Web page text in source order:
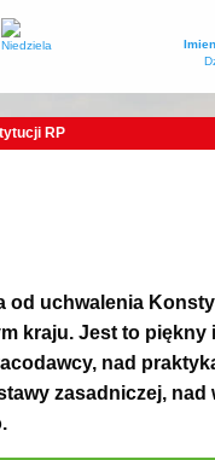
RP
od uchwalenia
kraju. Jest to piękny
nad
zasadniczej, nad